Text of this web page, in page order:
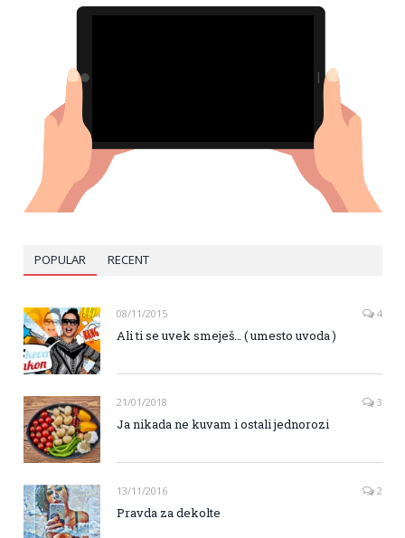
POPULAR RECENT
08/11/2015 4
Ali ti se uvek smeješ… ( umesto uvoda )
21/01/2018 3
Ja nikada ne kuvam i ostali jednorozi
13/11/2016 2
Pravda za dekolte